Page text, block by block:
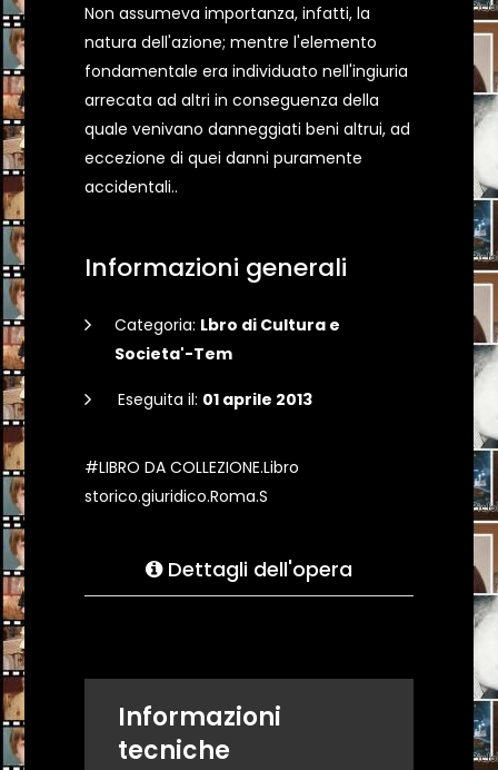
Non assumeva importanza, infatti, la
natura dell'azione; mentre l'elemento
fondamentale era individuato nell'ingiuria
arrecata ad altri in conseguenza della
quale venivano danneggiati beni altrui, ad
eccezione di quei danni puramente
accidentali..
Informazioni generali
Categoria: Lbro di Cultura e
Societa'-Tem
Eseguita il: 01 aprile 2013
#LIBRO DA COLLEZIONE.Libro
storico.giuridico.Roma.S
Dettagli dell'opera
Informazioni
tecniche